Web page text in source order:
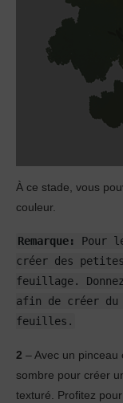
À ce stade, vous
couleur.
Remarque:
Pour
créer des
feuillage.
afin de créer du
feuilles.
2 – Avec un pinceau
sombre pour créer
texturé. Profitez